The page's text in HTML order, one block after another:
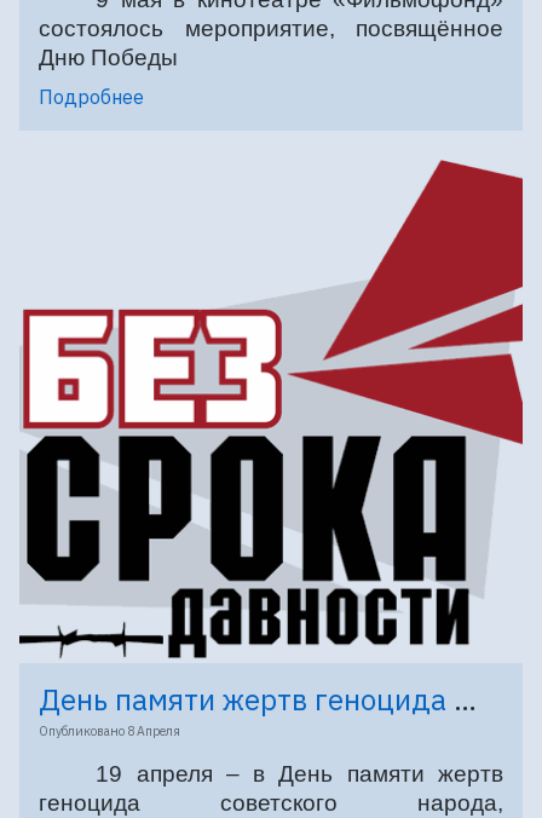
состоялось мероприятие, посвящённое
Дню Победы
Подробнее
День памяти жертв геноцида советского народа - 19 апреля
Опубликовано 8 Апреля
19 апреля – в День памяти жертв
геноцида советского народа,